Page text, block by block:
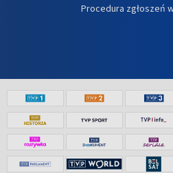
Procedura zgłoszeń